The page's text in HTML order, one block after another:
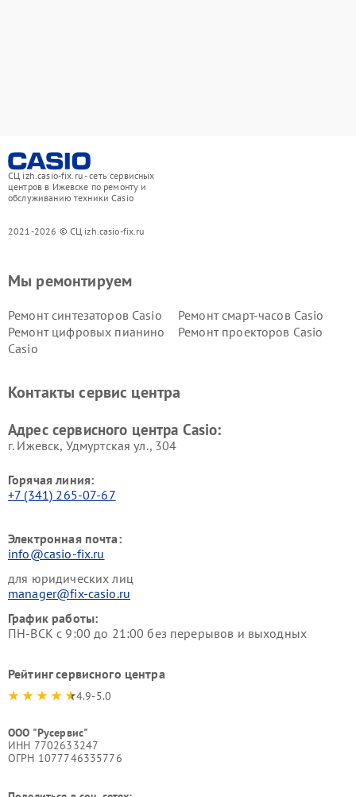
СЦ izh.casio-fix.ru - сеть сервисных
центров в Ижевске по ремонту и
обслуживанию техники Casio
2021-2026 © СЦ izh.casio-fix.ru
Мы ремонтируем
Ремонт синтезаторов Casio
Ремонт смарт-часов Casio
Ремонт цифровых пианино
Casio
Ремонт проекторов Casio
Контакты сервис центра
Адрес сервисного центра Casio:
г. Ижевск, Удмуртская ул., 304
Горячая линия:
+7 (341) 265-07-67
Электронная почта:
info@casio-fix.ru
для юридических лиц
manager@fix-casio.ru
График работы:
ПН-ВСК с 9:00 до 21:00 без перерывов и выходных
Рейтинг сервисного центра
4.9-5.0
ООО "Русервис"
ИНН 7702633247
ОГРН 1077746335776